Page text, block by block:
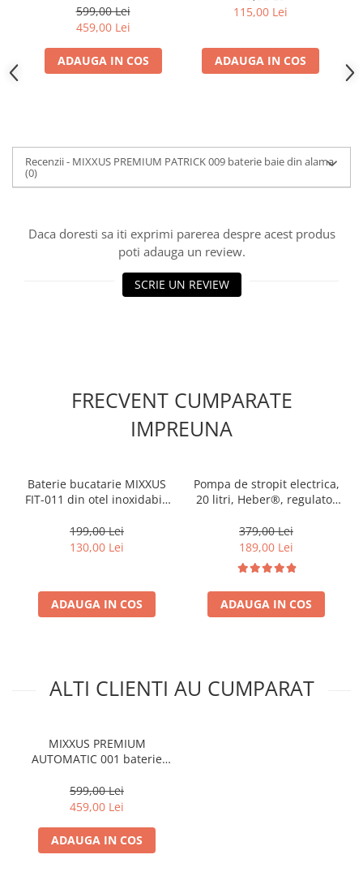
599,00 Lei
459,00 Lei
ADAUGA IN COS
115,00 Lei
ADAUGA IN COS
Recenzii - MIXXUS PREMIUM PATRICK 009 baterie baie din alama
(0)
Daca doresti sa iti exprimi parerea despre acest produs
poti adauga un review.
SCRIE UN REVIEW
FRECVENT CUMPARATE
IMPREUNA
Baterie bucatarie MIXXUS
FIT-011 din otel inoxidabil,
199,00 Lei
130,00 Lei
ADAUGA IN COS
Pompa de stropit electrica,
20 litri, Heber®, regulator
acumulator, 5 duze incluse
379,00 Lei
189,00 Lei
ADAUGA IN COS
ALTI CLIENTI AU CUMPARAT
MIXXUS PREMIUM
AUTOMATIC 001 baterie
599,00 Lei
459,00 Lei
ADAUGA IN COS